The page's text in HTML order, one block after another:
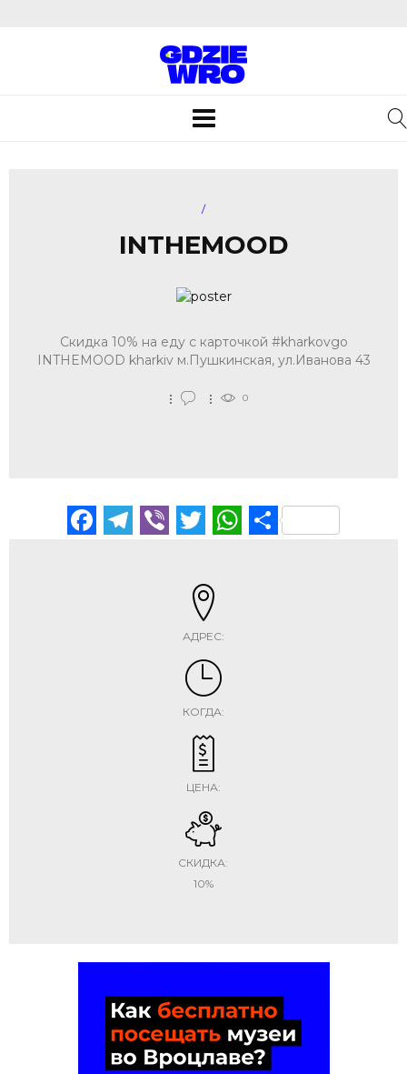
Toggle
/
INTHEMOOD
Скидка 10% на еду с карточкой #kharkovgo
INTHEMOOD kharkiv м.Пушкинская, ул.Иванова 43
0
Facebook
Telegram
ViberTwitterWhatsApp
АДРЕС:
КОГДА:
ЦЕНА:
СКИДКА:
10%